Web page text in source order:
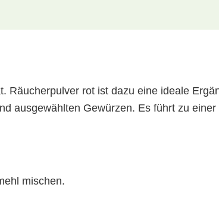
Räucherpulver rot ist dazu eine ideale
ausgewählten Gewürzen. Es führt zu einer
mischen.